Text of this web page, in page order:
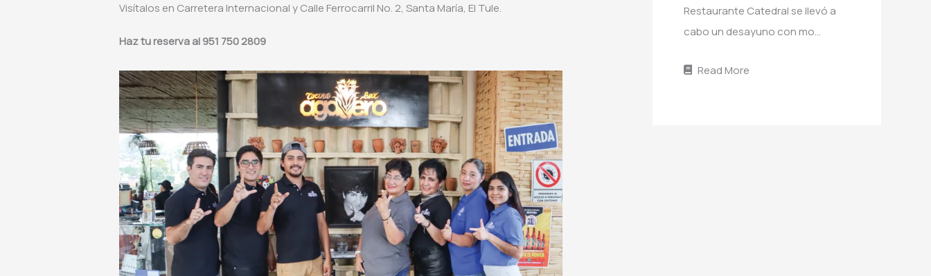
Visítalos en Carretera Internacional y Calle Ferrocarril No. 2, Santa María, El Tule.
Haz tu reserva al 951 750 2809
Restaurante Catedral se llevó a
cabo un desayuno con mo…
Read More